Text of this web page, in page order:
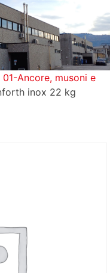
01-Ancore, musoni e
inox 22 kg